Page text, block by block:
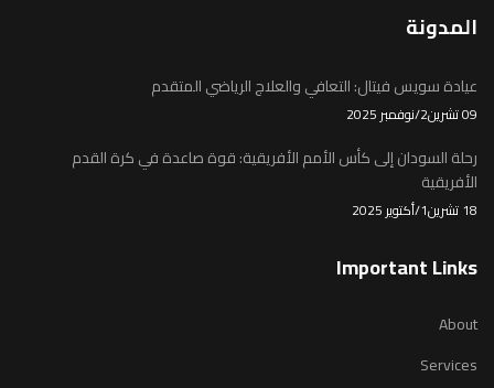
المدونة
عيادة سويس فيتال: التعافي والعلاج الرياضي المتقدم
09 تشرين2/نوفمبر 2025
رحلة السودان إلى كأس الأمم الأفريقية: قوة صاعدة في كرة القدم
الأفريقية
18 تشرين1/أكتوير 2025
Important Links
About
Services